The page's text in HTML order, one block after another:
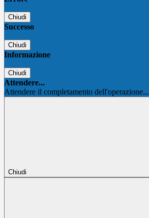
Chiudi
Successo
Chiudi
Informazione
Chiudi
Attendere...
Attendere il completamento dell'operazione...
Chiudi